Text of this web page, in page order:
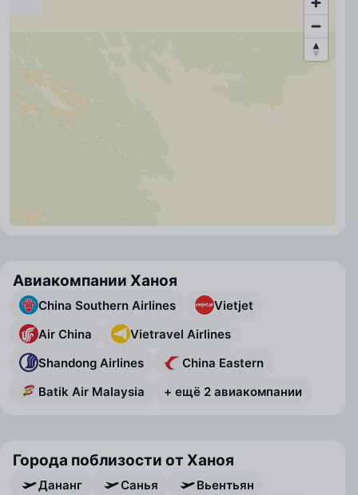
Авиакомпании Ханоя
China Southern Airlines
Vietjet
Air China
Vietravel Airlines
Shandong Airlines
China Eastern
Batik Air Malaysia
+ ещё 2 авиакомпании
Города поблизости от Ханоя
Дананг Санья
Вьентьян